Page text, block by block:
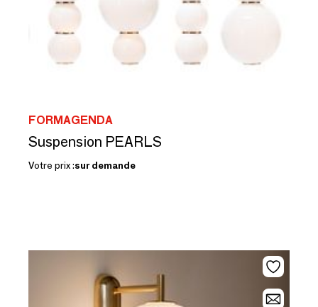
FORMAGENDA
Suspension PEARLS
Votre prix :sur demande